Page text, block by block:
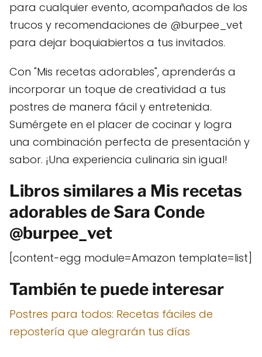
para cualquier evento, acompañados de los
trucos y recomendaciones de @burpee_vet
para dejar boquiabiertos a tus invitados.
Con "Mis recetas adorables", aprenderás a
incorporar un toque de creatividad a tus
postres de manera fácil y entretenida.
Sumérgete en el placer de cocinar y logra
una combinación perfecta de presentación y
sabor. ¡Una experiencia culinaria sin igual!
Libros similares a Mis recetas
adorables de Sara Conde
@burpee_vet
[content-egg module=Amazon template=list]
También te puede interesar
Postres para todos: Recetas fáciles de
repostería que alegrarán tus días